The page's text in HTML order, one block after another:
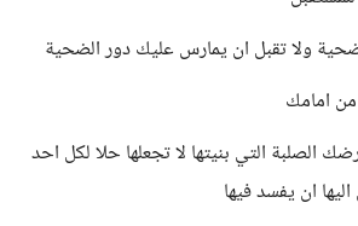
ولا تقبل ان يمارس عليك دور الضحية
امامك
الصلبة التي بنيتها لا تجعلها حلا لكل احد
ان يفسد فيها